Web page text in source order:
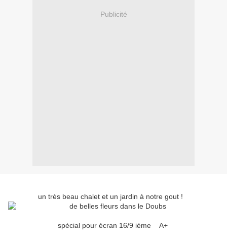
Publicité
un très beau chalet et un jardin à notre gout !
spécial pour écran 16/9 ième A+